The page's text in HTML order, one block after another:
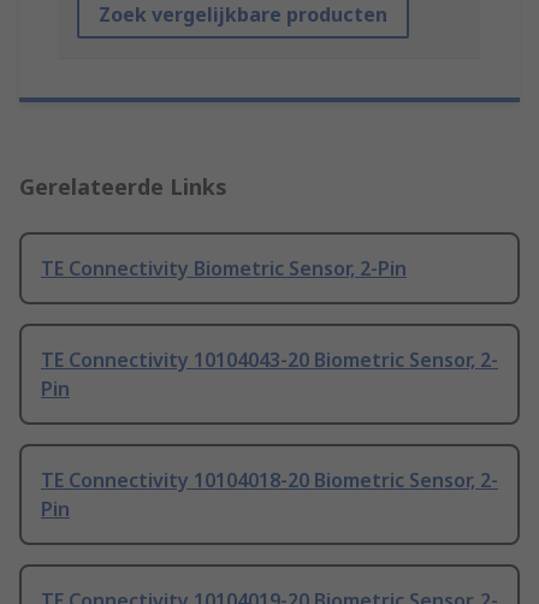
Zoek vergelijkbare producten
Gerelateerde Links
TE Connectivity Biometric Sensor, 2-Pin
TE Connectivity 10104043-20 Biometric Sensor, 2-
Pin
TE Connectivity 10104018-20 Biometric Sensor, 2-
Pin